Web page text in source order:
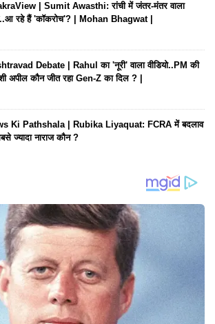
| Sumit Awasthi: रांची में जंतर-मंतर वाला
रहे हैं 'कॉकरोच'? | Mohan Bhagwat |
Debate | Rahul का 'नूरी' वाला वीडियो..PM की
अपील कौन जीत रहा Gen-Z का दिल ? |
Ki Pathshala | Rubika Liyaquat: FCRA में बदलाव
ज्यादा नाराज कौन ?